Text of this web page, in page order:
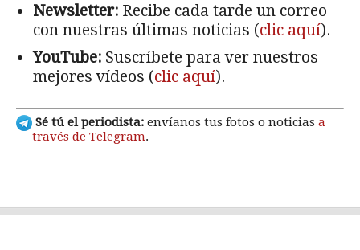
Newsletter: Recibe cada tarde un correo
con nuestras últimas noticias (clic aquí).
YouTube: Suscríbete para ver nuestros
mejores vídeos (clic aquí).
Sé tú el periodista: envíanos tus fotos o noticias a
través de Telegram.